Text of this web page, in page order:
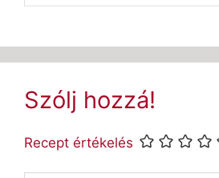
Szólj hozzá!
Recept értékelés